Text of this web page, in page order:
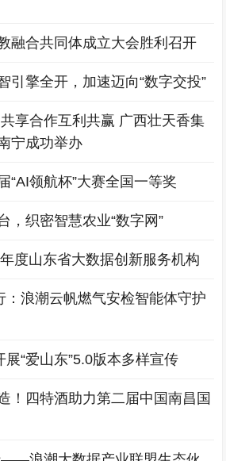
融合共同体成立大会胜利召开
引擎全开，加速迈向“数字交投”
享合作互利共赢 广西壮天香集
宁成功举办
“AI领航杯”大赛全国一等奖
，织密智慧农业“数字网”
度山东省大数据创新服务机构
：浪潮云帆燃气安检智能体守护
展“爱山东”5.0版本多样宣传
！四特酒助力第二届中国南昌国